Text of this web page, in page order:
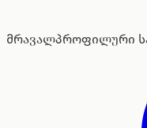
მრავალპროფილური